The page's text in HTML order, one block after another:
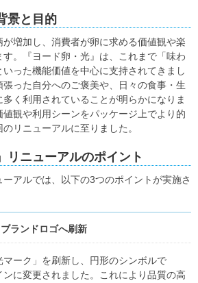
景と目的
増加し、消費者が卵に求める価値観や楽
す。『ヨード卵・光』は、これまで「味わ
った機能価値を中心に支持されてきまし
った自分へのご褒美や、日々の食事・生
く利用されていることが明らかになりま
値観や利用シーンをパッケージ上でより的
リニューアルに至りました。
リニューアルのポイント
アルでは、以下の3つのポイントが実施さ
ランドロゴへ刷新
ーク」を刷新し、円形のシンボルで
ンに変更されました。これにより品質の高